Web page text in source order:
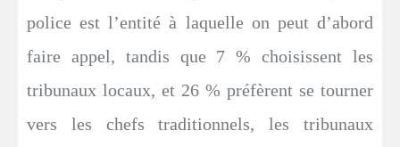
police est l’entité à laquelle on peut d’abord
faire appel, tandis que 7 % choisissent les
tribunaux locaux, et 26 % préfèrent se tourner
vers les chefs traditionnels, les tribunaux